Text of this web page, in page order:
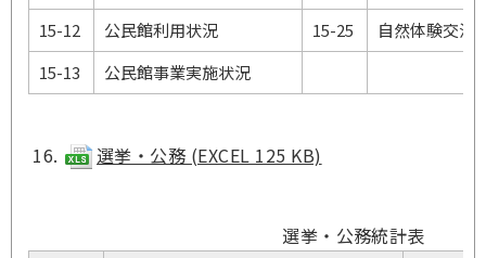
15-12
公民館利用状況 15-25
自然体験交流
15-13
公民館事業実施状況
選挙・公務 (EXCEL 125 KB)
選挙・公務統計表